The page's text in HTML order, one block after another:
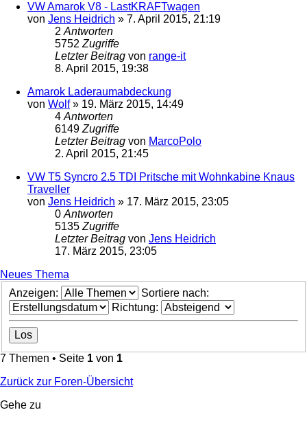
VW Amarok V8 - LastKRAFTwagen
von Jens Heidrich » 7. April 2015, 21:19
2 Antworten
5752 Zugriffe
Letzter Beitrag von range-it
8. April 2015, 19:38
Amarok Laderaumabdeckung
von Wolf» 19. März 2015, 14:49
4 Antworten
6149 Zugriffe
Letzter Beitrag von MarcoPolo
2. April 2015, 21:45
VW T5 Syncro 2.5 TDI Pritsche mit Wohnkabine Knaus
Traveller
von Jens Heidrich » 17. März 2015, 23:05
0 Antworten
5135 Zugriffe
Letzter Beitrag von Jens Heidrich
17. März 2015, 23:05
Neues Thema
Anzeigen:
Sortiere nach:
Richtung:
7 Themen • Seite 1 von 1
Zurück zur Foren-Übersicht
Gehe zu